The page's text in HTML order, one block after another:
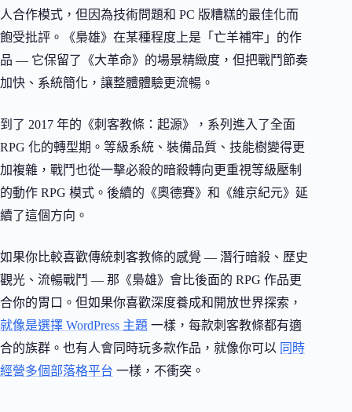
人合作模式，但因為技術問題和 PC 版糟糕的最佳化而
飽受批評。《梟雄》在某種程度上是「亡羊補牢」的作
品 — 它保留了《大革命》的場景精緻度，但把戰鬥節奏
加快、系統簡化，讓整體體驗更流暢。
到了 2017 年的《刺客教條：起源》，系列進入了全面
RPG 化的轉型期。等級系統、裝備品質、技能樹變得更
加複雜，戰鬥也從一擊必殺的暗殺轉向更重視等級壓制
的動作 RPG 模式。後續的《奧德賽》和《維京紀元》延
續了這個方向。
如果你比較喜歡傳統刺客教條的感覺 — 潛行暗殺、歷史
觀光、流暢戰鬥 — 那《梟雄》會比後面的 RPG 作品更
合你的胃口。但如果你喜歡深度養成和開放世界探索，
就像是選擇 WordPress 主題 一樣，每款刺客教條都有適
合的族群。也有人會同時玩多款作品，就像你可以 同時
經營多個部落格平台 一樣，不衝突。